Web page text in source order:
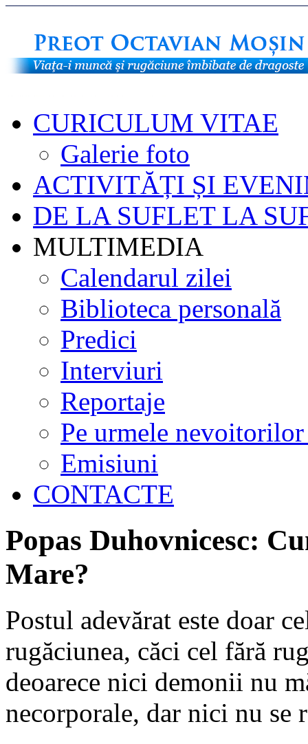
CURICULUM VITAE
Galerie foto
ACTIVITĂȚI ȘI
DE LA SUFLET LA
MULTIMEDIA
Calendarul zilei
Biblioteca personală
Predici
Interviuri
Reportaje
Pe urmele nevoitorilor
Emisiuni
CONTACTE
Popas Duhovnicesc:
Mare?
Postul adevărat este doar
rugăciunea, căci cel fără
deoarece nici demonii nu
necorporale, dar nici nu se